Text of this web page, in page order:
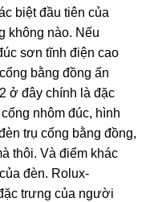
biệt đầu tiên của
không nào. Nếu
sơn tĩnh điện cao
bằng đồng ấn
ở đây chính là đặc
nhôm đúc, hình
trụ cổng bằng đồng,
thôi. Và điểm khác
đèn. Rolux-
trưng của người